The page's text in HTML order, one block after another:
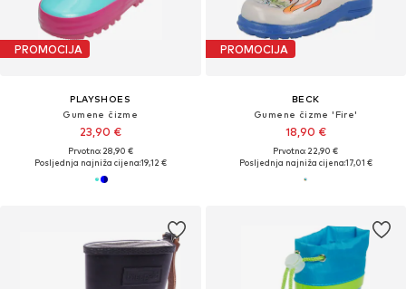
PROMOCIJA
PLAYSHOES
Gumene čizme
23,90 €
Prvotno: 28,90 €
Posljednja najniža cijena:19,12 €
PROMOCIJA
BECK
Gumene čizme 'Fire'
18,90 €
Prvotno: 22,90 €
Posljednja najniža cijena:17,01 €